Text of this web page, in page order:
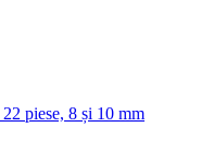
piese, 8 și 10 mm